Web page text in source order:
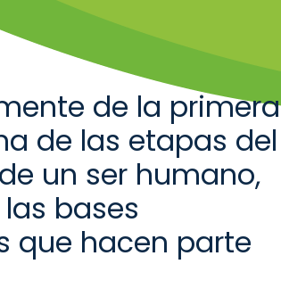
de la primera
de las etapas del
un ser humano,
bases
que hacen parte